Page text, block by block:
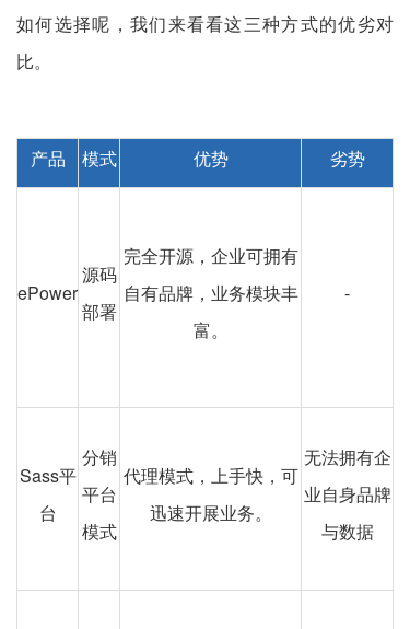
如何选择呢，我们来看看这三种方式的优劣对
比。
产品 模式 优势 劣势
ePower
源码
部署
完全开源，企业可拥有
自有品牌，业务模块丰
富。
-
Sass平
台
分销
平台
模式
代理模式，上手快，可
迅速开展业务。
无法拥有企
业自身品牌
与数据